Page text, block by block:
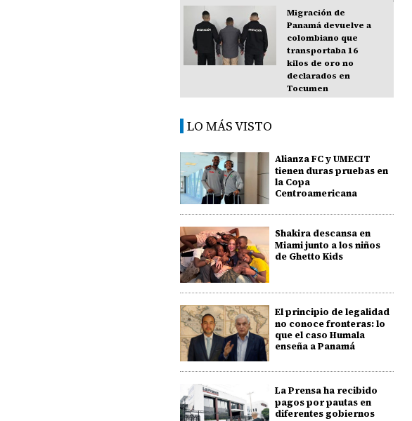
Migración de
Panamá devuelve a
colombiano que
transportaba 16
kilos de oro no
declarados en
Tocumen
LO MÁS VISTO
Alianza FC y UMECIT
tienen duras pruebas en
la Copa
Centroamericana
Shakira descansa en
Miami junto a los niños
de Ghetto Kids
El principio de legalidad
no conoce fronteras: lo
que el caso Humala
enseña a Panamá
La Prensa ha recibido
pagos por pautas en
diferentes gobiernos